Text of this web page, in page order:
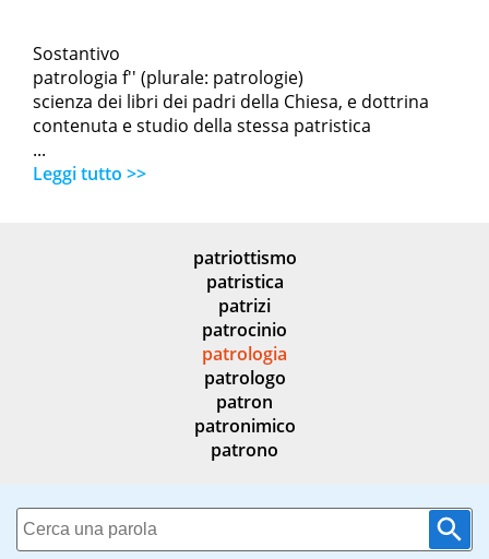
Sostantivo
patrologia f'' (plurale: patrologie)
scienza dei libri dei padri della Chiesa, e dottrina
contenuta e studio della stessa patristica
...
Leggi tutto >>
patriottismo
patristica
patrizi
patrocinio
patrologia
patrologo
patron
patronimico
patrono